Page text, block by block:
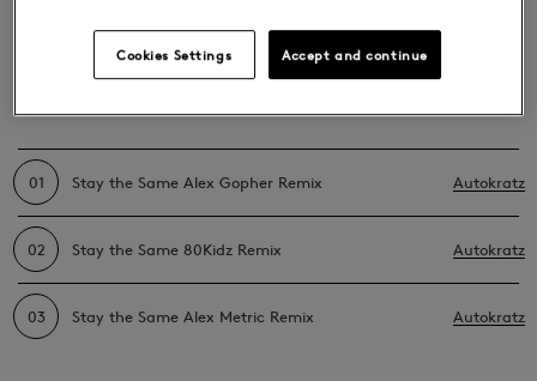
Kitsuné: Stay the Same
Remixes
01 Stay the Same Alex Gopher Remix Autokratz
02 Stay the Same 80Kidz Remix Autokratz
03 Stay the Same Alex Metric Remix Autokratz
Cookies Settings Accept and continue